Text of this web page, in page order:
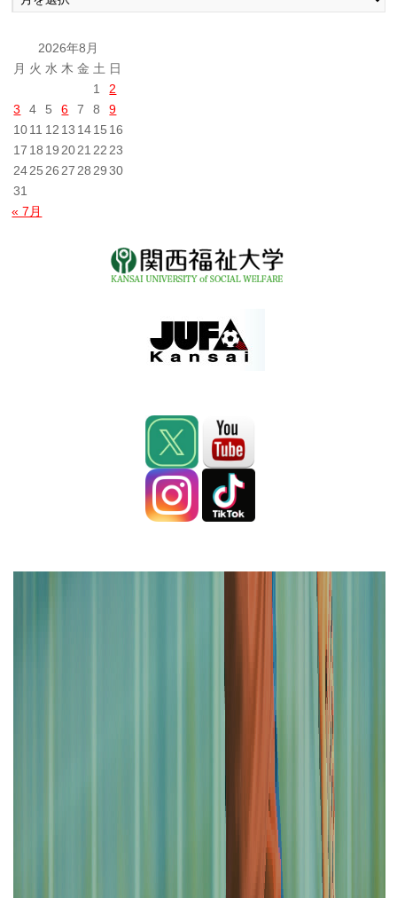
去
2026年8月
月 火 水 木 金 土 日
1
2
3
4 5 6 7 8
9
1011 12 13 1415 16
17 18 19 2021 22 23
2425 26 27 28 29 30
31
« 7月